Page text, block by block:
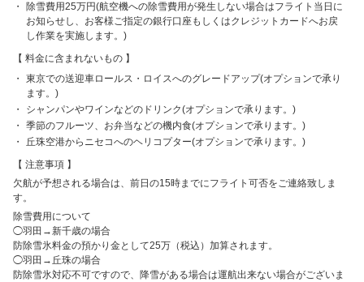
除雪費用25万円(航空機への除雪費用が発生しない場合はフライト当日に
お知らせし、お客様ご指定の銀行口座もしくはクレジットカードへお戻
し作業を実施します。)
料金に含まれないもの
東京での送迎車ロールス・ロイスへのグレードアップ(オプションで承り
ます。)
シャンパンやワインなどのドリンク(オプションで承ります。)
季節のフルーツ、お弁当などの機内食(オプションで承ります。)
丘珠空港からニセコへのヘリコプター(オプションで承ります。)
注意事項
欠航が予想される場合は、前日の15時までにフライト可否をご連絡致しま
す。
除雪費用について
◯羽田→新千歳の場合
防除雪氷料金の預かり金として25万（税込）加算されます。
◯羽田→丘珠の場合
防除雪氷対応不可ですので、降雪がある場合は運航出来ない場合がございま